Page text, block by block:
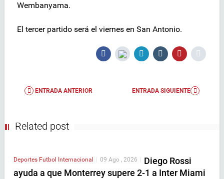
Wembanyama.
El tercer partido será el viernes en San Antonio.
ENTRADA ANTERIOR ENTRADA SIGUIENTE
Related post
Deportes Futbol Internacional 09 Ago , 2026
Diego Rossi
ayuda a que Monterrey supere 2-1 a Inter Miami